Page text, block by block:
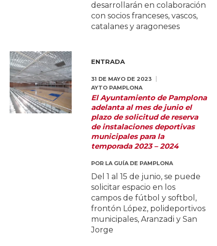
desarrollarán en colaboración
con socios franceses, vascos,
catalanes y aragoneses
ENTRADA
31 DE MAYO DE 2023
AYTO PAMPLONA
El Ayuntamiento de Pamplona
adelanta al mes de junio el
plazo de solicitud de reserva
de instalaciones deportivas
municipales para la
temporada 2023 – 2024
POR LA GUÍA DE PAMPLONA
Del 1 al 15 de junio, se puede
solicitar espacio en los
campos de fútbol y softbol,
frontón López, polideportivos
municipales, Aranzadi y San
Jorge